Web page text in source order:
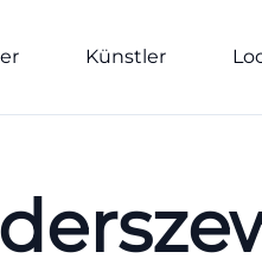
Künstler